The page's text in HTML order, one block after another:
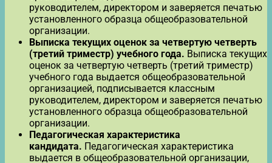
руководителем, директором и заверяется печатью
установленного образца общеобразовательной
организации.
Выписка текущих оценок за четвертую четверть
(третий триместр) учебного года. Выписка текущих
оценок за четвертую четверть (третий триместр)
учебного года выдается общеобразовательной
организацией, подписывается классным
руководителем, директором и заверяется печатью
установленного образца общеобразовательной
организации.
Педагогическая характеристика
кандидата. Педагогическая характеристика
выдается в общеобразовательной организации,